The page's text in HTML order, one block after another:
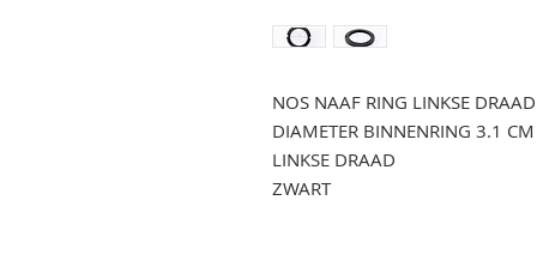
NOS NAAF RING LINKSE DRAAD
DIAMETER BINNENRING 3.1 CM
LINKSE DRAAD
ZWART